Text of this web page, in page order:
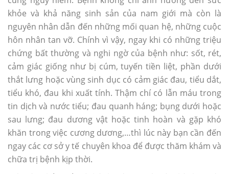
khỏe và khả năng sinh sản của nam giới mà còn là
nguyên nhân dẫn đến những mối quan hệ, những cuộc
hôn nhân tan vỡ. Chính vì vậy, ngay khi có những triệu
chứng bất thường và nghi ngờ của bệnh như: sốt, rét,
cảm giác giống như bị cúm, tuyến tiền liệt, phần dưới
thắt lưng hoặc vùng sinh dục có cảm giác đau, tiểu dắt,
tiểu khó, đau khi xuất tính. Thậm chí có lẫn máu trong
tin dịch và nước tiểu; đau quanh háng; bụng dưới hoặc
sau lưng; đau dương vật hoặc tinh hoàn và gặp khó
khăn trong việc cương dương,…thì lúc này bạn cần đến
ngay các cơ sở y tế chuyên khoa để được thăm khám và
chữa trị bệnh kịp thời.